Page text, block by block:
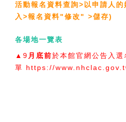
活動報名資料查詢>以申請人
入>報名資料"修改" >儲存)
各場地一覽表
▲9 月底前於本館官網公告入選
單 https://